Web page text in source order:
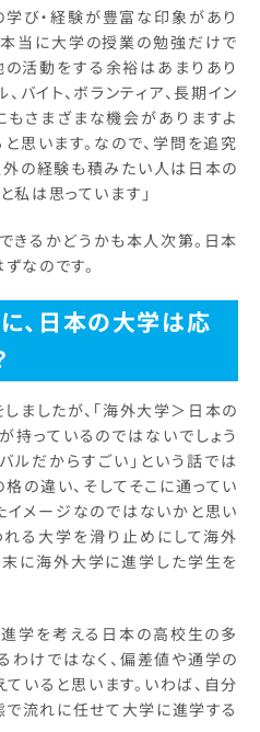
び・経験が豊富な印象があり
当に大学の授業の勉強だけで
の活動をする余裕はあまりあり
バイト、ボランティア、長期イン
さまざまな機会がありますよ
思います。なので、学問を追究
の経験も積みたい人は日本の
私は思っています」
きるかどうかも本人次第。日本
なのです。
、日本の大学は応
ましたが、「海外大学＞日本の
持っているのではないでしょう
ルだからすごい」という話では
の違い、そしてそこに通ってい
メージなのではないかと思い
れる大学を滑り止めにして海外
に海外大学に進学した学生を
学を考える日本の高校生の多
わけではなく、偏差値や通学の
いると思います。いわば、自分
流れに任せて大学に進学する